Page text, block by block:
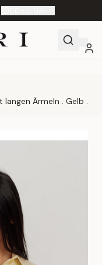
langen Ärmeln . Gelb .